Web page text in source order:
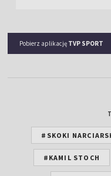
Pobierz aplikację TVP SPORT
#SKOKI
#KAMIL STOCH